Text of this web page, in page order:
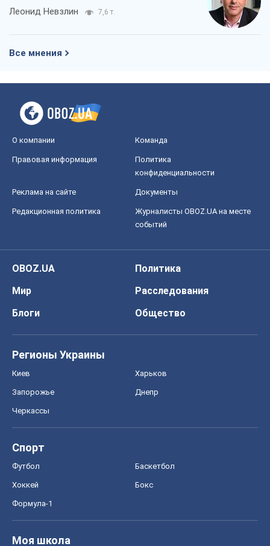
Леонид Невзлин 7,6 т.
Все мнения
О компании Команда
Правовая информация
Политика
конфиденциальности
Реклама на сайте Документы
Редакционная политика
Журналисты OBOZ.UA на месте
событий
OBOZ.UA
Политика
Мир
Расследования
Блоги
Общество
Регионы Украины
Киев Харьков
Запорожье Днепр
Черкассы
Спорт
Футбол Баскетбол
Хоккей Бокс
Формула-1
Моя школа